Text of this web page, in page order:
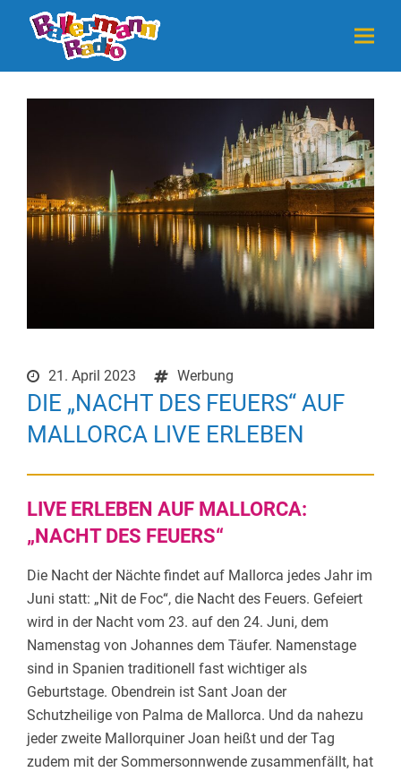
21. April 2023 Werbung
DIE „NACHT DES FEUERS“ AUF
MALLORCA LIVE ERLEBEN
LIVE ERLEBEN AUF MALLORCA:
„NACHT DES FEUERS“
Die Nacht der Nächte findet auf Mallorca jedes Jahr im
Juni statt: „Nit de Foc“, die Nacht des Feuers. Gefeiert
wird in der Nacht vom 23. auf den 24. Juni, dem
Namenstag von Johannes dem Täufer. Namenstage
sind in Spanien traditionell fast wichtiger als
Geburtstage. Obendrein ist Sant Joan der
Schutzheilige von Palma de Mallorca. Und da nahezu
jeder zweite Mallorquiner Joan heißt und der Tag
zudem mit der Sommersonnwende zusammenfällt, hat